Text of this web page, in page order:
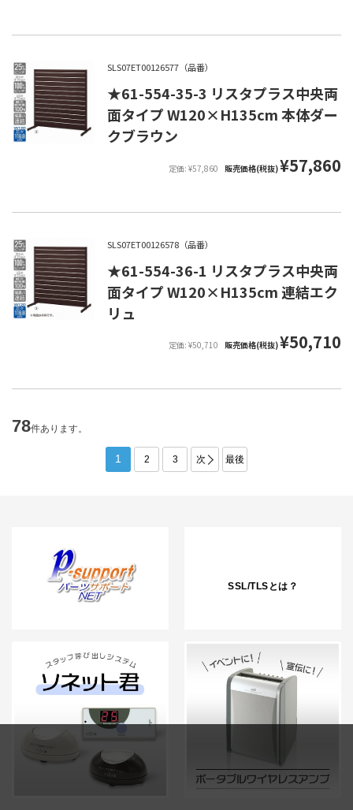
SLS07ET00126577（品番）
★61-554-35-3 リスタプラス中央両
面タイプ W120×H135cm 本体ダー
クブラウン
定価: ¥57,860 販売価格(税抜)¥57,860
SLS07ET00126578（品番）
★61-554-36-1 リスタプラス中央両
面タイプ W120×H135cm 連結エク
リュ
定価: ¥50,710 販売価格(税抜)¥50,710
78件あります。
1 2 3 次 最後
SSL/TLSとは？